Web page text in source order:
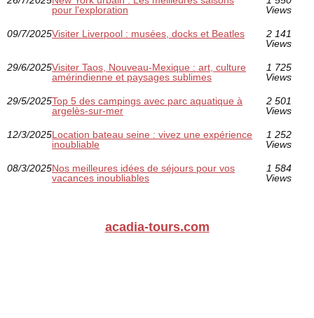
pour l'exploration
Views
09/7/2025Visiter Liverpool : musées, docks et Beatles
2 141
Views
29/6/2025Visiter Taos, Nouveau-Mexique : art, culture
amérindienne et paysages sublimes
1 725
Views
29/5/2025Top 5 des campings avec parc aquatique à
argelès-sur-mer
2 501
Views
12/3/2025Location bateau seine : vivez une expérience
inoubliable
1 252
Views
08/3/2025Nos meilleures idées de séjours pour vos
vacances inoubliables
1 584
Views
acadia-tours.com